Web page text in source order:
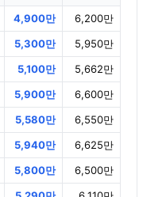
4,900만
6,200만
5,300만
5,950만
5,100만
5,662만
5,900만
6,600만
5,580만
6,550만
5,940만
6,625만
5,800만
6,500만